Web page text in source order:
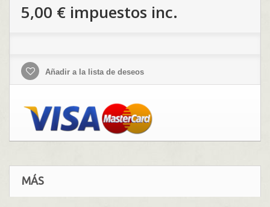
5,00 € impuestos inc.
Añadir a la lista de deseos
MÁS